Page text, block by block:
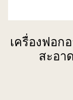
เครื่องฟอก
สะอา